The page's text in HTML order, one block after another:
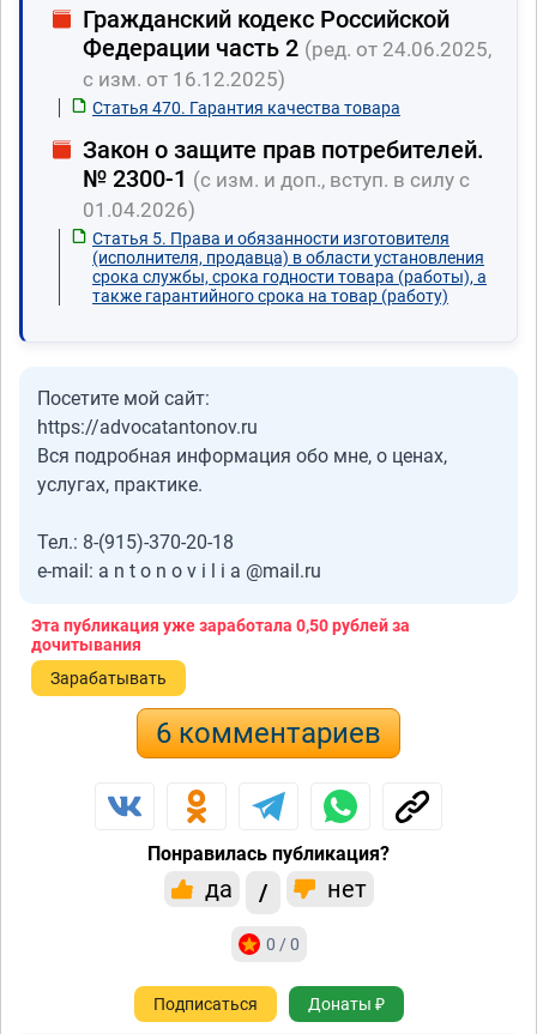
Гражданский кодекс Российской
Федерации часть 2 (ред. от 24.06.2025,
с изм. от 16.12.2025)
Статья 470. Гарантия качества товара
Закон о защите прав потребителей.
№ 2300-1 (с изм. и доп., вступ. в силу с
01.04.2026)
Статья 5. Права и обязанности изготовителя
(исполнителя, продавца) в области установления
срока службы, срока годности товара (работы), а
также гарантийного срока на товар (работу)
Посетите мой сайт:
https://advocatantonov.ru
Вся подробная информация обо мне, о ценах,
услугах, практике.
Тел.: 8-(915)-370-20-18
e-mail: a n t o n o v i l i a @mail.ru
Эта публикация уже заработала 0,50 рублейза
дочитывания
Зарабатывать
6 комментариев
Понравилась публикация?
да / нет
0 / 0
Подписаться Донаты ₽